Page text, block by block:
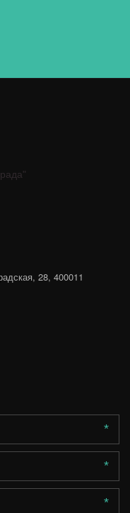
28, 400011
*
*
*